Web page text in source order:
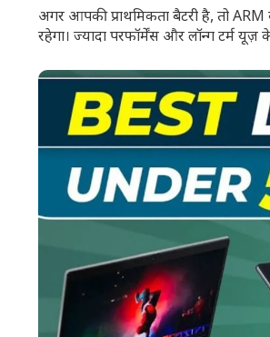
अगर आपकी प्राथमिकता बैटरी है, तो
रहेगा। ज्यादा परफॉर्मेंस और लॉन्ग टर्म